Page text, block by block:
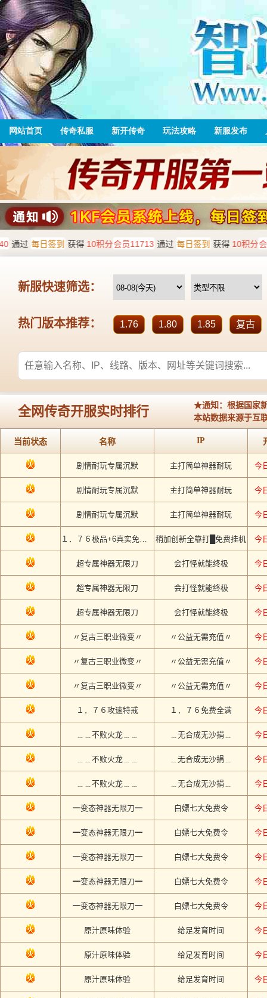
网站首页 传奇私服 新开传奇 玩法攻略 新服发布